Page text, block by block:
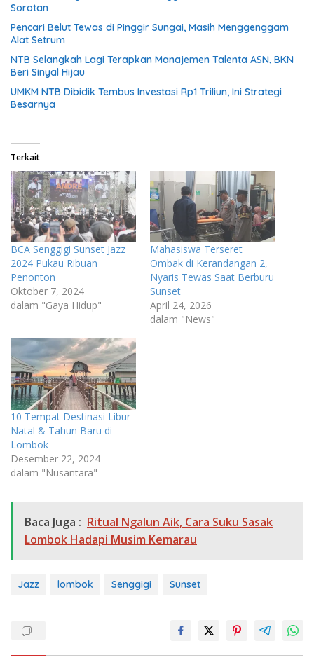
Sorotan
Pencari Belut Tewas di Pinggir Sungai, Masih Menggenggam
Alat Setrum
NTB Selangkah Lagi Terapkan Manajemen Talenta ASN, BKN
Beri Sinyal Hijau
UMKM NTB Dibidik Tembus Investasi Rp1 Triliun, Ini Strategi
Besarnya
Terkait
BCA Senggigi Sunset Jazz
2024 Pukau Ribuan
Penonton
Oktober 7, 2024
dalam "Gaya Hidup"
Mahasiswa Terseret
Ombak di Kerandangan 2,
Nyaris Tewas Saat Berburu
Sunset
April 24, 2026
dalam "News"
10 Tempat Destinasi Libur
Natal & Tahun Baru di
Lombok
Desember 22, 2024
dalam "Nusantara"
Baca Juga : Ritual Ngalun Aik, Cara Suku Sasak
Lombok Hadapi Musim Kemarau
Jazz lombok Senggigi Sunset